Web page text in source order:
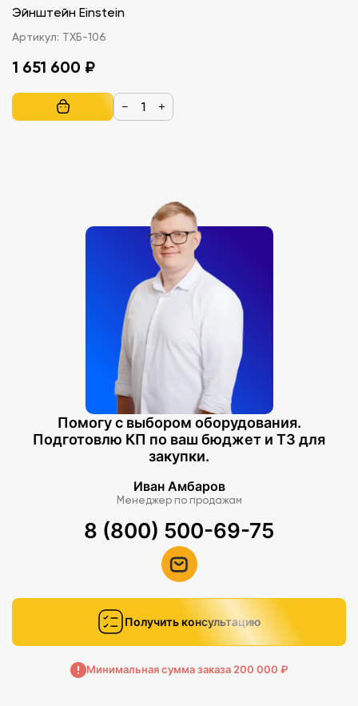
Эйнштейн Einstein
Артикул: ТХБ-106
1 651 600 ₽
− +
Помогу с выбором оборудования.
Подготовлю КП по ваш бюджет и ТЗ для
закупки.
Иван Амбаров
Менеджер по продажам
8 (800) 500-69-75
Получить консультацию
Минимальная сумма заказа 200 000 ₽